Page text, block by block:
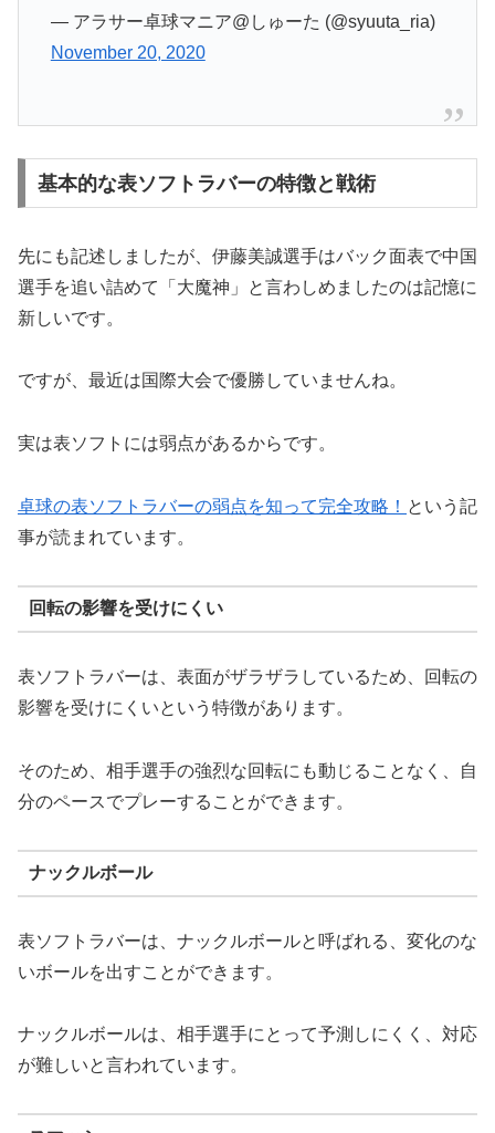
— アラサー卓球マニア@しゅーた (@syuuta_ria)
November 20, 2020
基本的な表ソフトラバーの特徴と戦術
先にも記述しましたが、伊藤美誠選手はバック面表で中国
選手を追い詰めて「大魔神」と言わしめましたのは記憶に
新しいです。
ですが、最近は国際大会で優勝していませんね。
実は表ソフトには弱点があるからです。
卓球の表ソフトラバーの弱点を知って完全攻略！ という記
事が読まれています。
回転の影響を受けにくい
表ソフトラバーは、表面がザラザラしているため、回転の
影響を受けにくいという特徴があります。
そのため、相手選手の強烈な回転にも動じることなく、自
分のペースでプレーすることができます。
ナックルボール
表ソフトラバーは、ナックルボールと呼ばれる、変化のな
いボールを出すことができます。
ナックルボールは、相手選手にとって予測しにくく、対応
が難しいと言われています。